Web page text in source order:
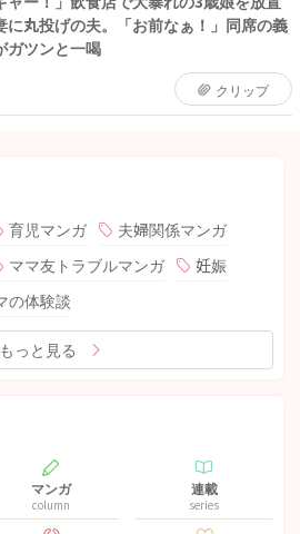
に丸投げの夫。「お前なぁ！」同席の義
ガツンと一喝
クリップ
育児マンガ
夫婦関係マンガ
ママ友トラブルマンガ
妊娠
の体験談
もっと見る
マンガ
column
連載
series